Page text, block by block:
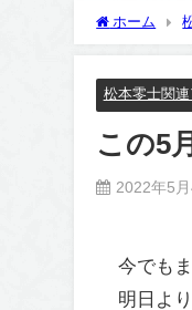
ホーム
松本零士関
この5
2022年5月
今でも
明日よ